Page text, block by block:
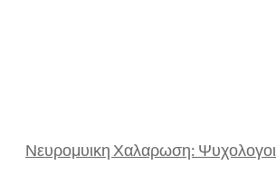
Νευρομυικη Χαλαρωση: Ψυχολογοι